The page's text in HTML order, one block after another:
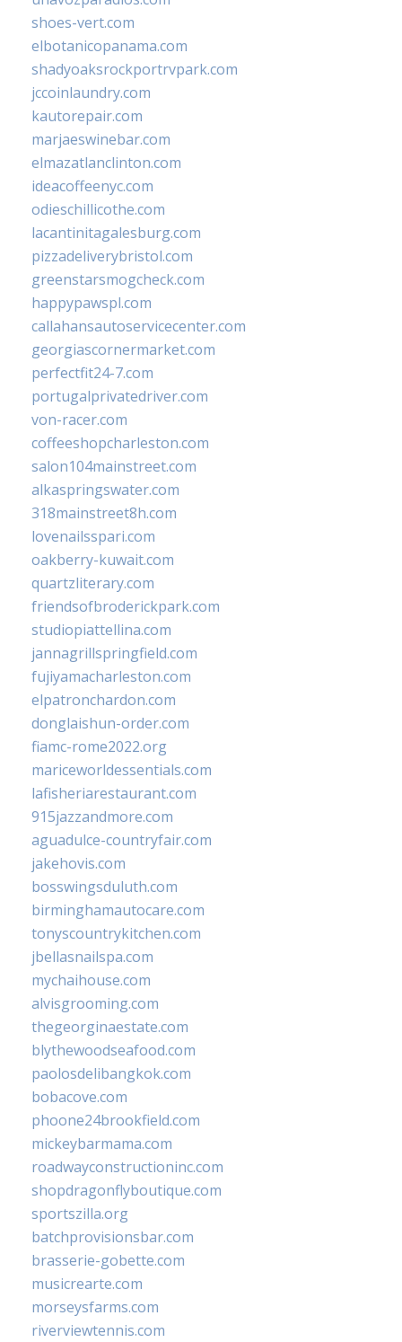
shoes-vert.com
elbotanicopanama.com
shadyoaksrockportrvpark.com
jccoinlaundry.com
kautorepair.com
marjaeswinebar.com
elmazatlanclinton.com
ideacoffeenyc.com
odieschillicothe.com
lacantinitagalesburg.com
pizzadeliverybristol.com
greenstarsmogcheck.com
happypawspl.com
callahansautoservicecenter.com
georgiascornermarket.com
perfectfit24-7.com
portugalprivatedriver.com
von-racer.com
coffeeshopcharleston.com
salon104mainstreet.com
alkaspringswater.com
318mainstreet8h.com
lovenailsspari.com
oakberry-kuwait.com
quartzliterary.com
friendsofbroderickpark.com
studiopiattellina.com
jannagrillspringfield.com
fujiyamacharleston.com
elpatronchardon.com
donglaishun-order.com
fiamc-rome2022.org
mariceworldessentials.com
lafisheriarestaurant.com
915jazzandmore.com
aguadulce-countryfair.com
jakehovis.com
bosswingsduluth.com
birminghamautocare.com
tonyscountrykitchen.com
jbellasnailspa.com
mychaihouse.com
alvisgrooming.com
thegeorginaestate.com
blythewoodseafood.com
paolosdelibangkok.com
bobacove.com
phoone24brookfield.com
mickeybarmama.com
roadwayconstructioninc.com
shopdragonflyboutique.com
sportszilla.org
batchprovisionsbar.com
brasserie-gobette.com
musicrearte.com
morseysfarms.com
riverviewtennis.com